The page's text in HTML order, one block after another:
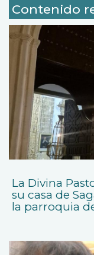
Contenido
La Divina
su casa de
la parroquia